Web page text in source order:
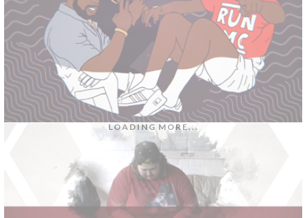
ADIDAS 50 SUPERSTAR YEARS
PLANET DER DICKEN